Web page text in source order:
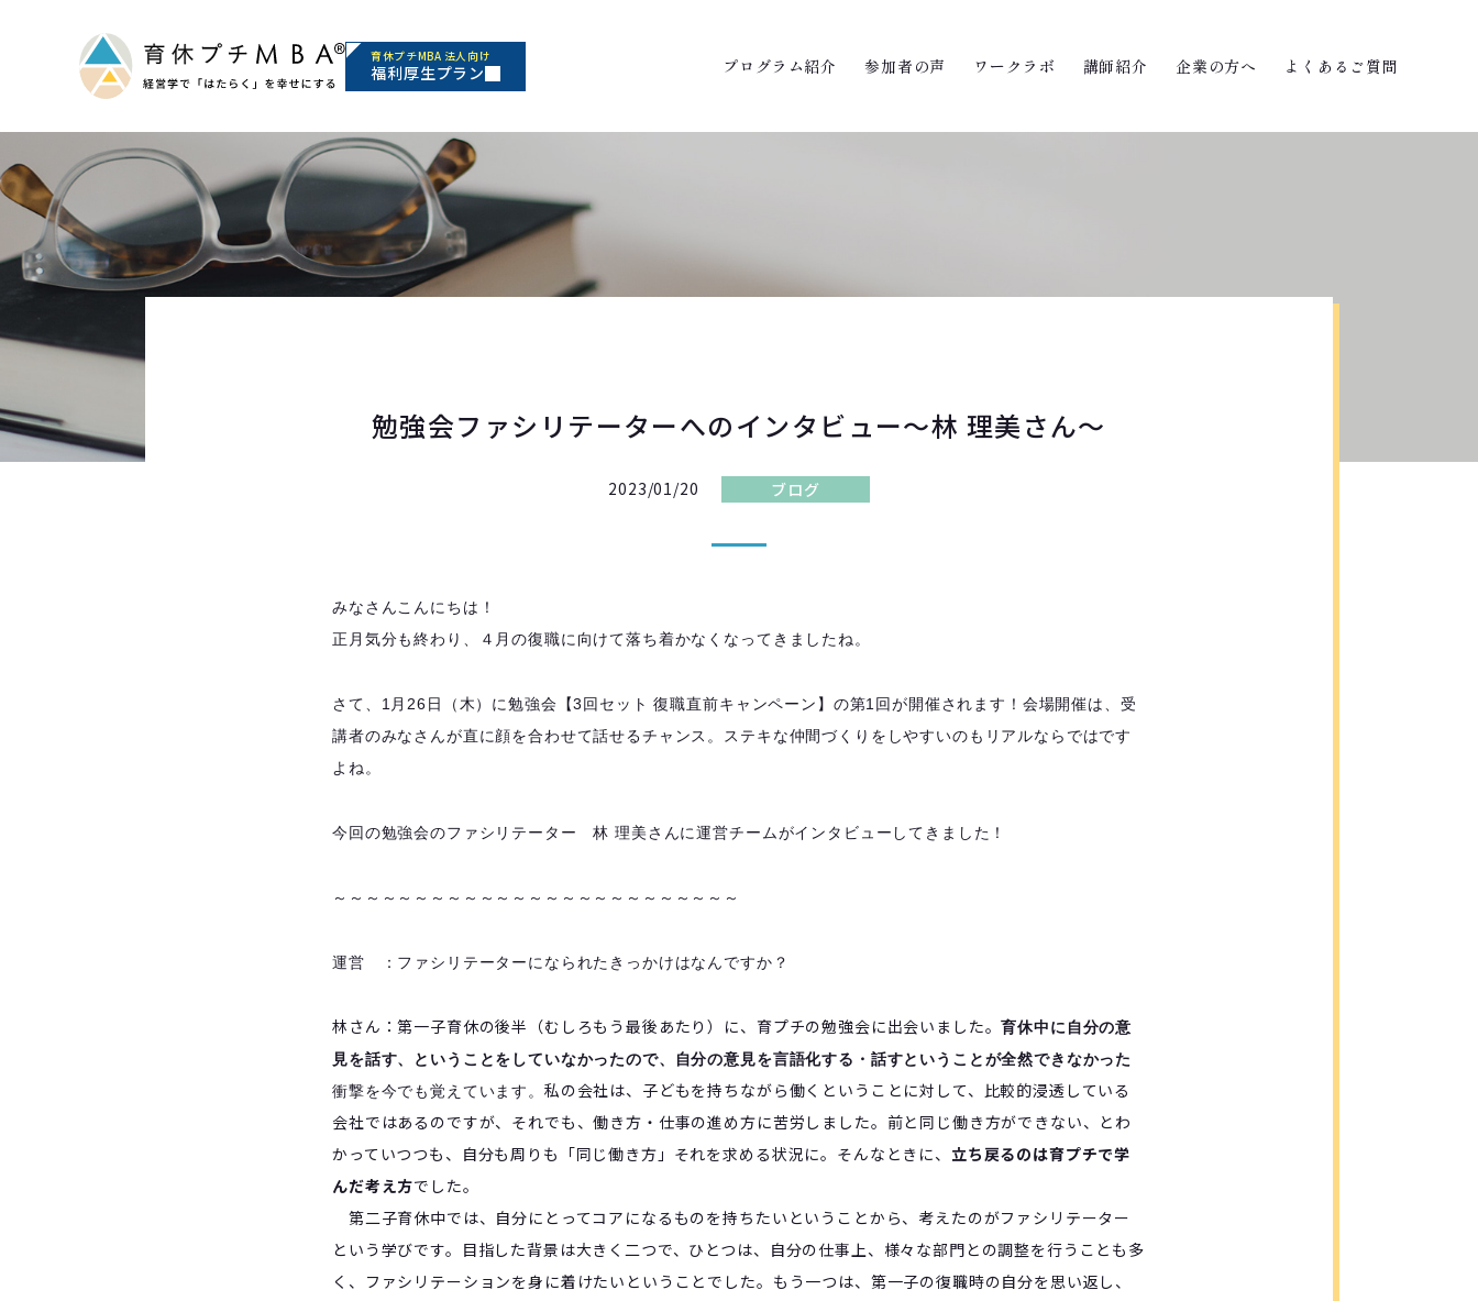
育休プチMBA 法人向け
福利厚生プラン プログラム紹介 参加者の声 ワークラボ 講師紹介 企業の方へ よくあるご質問
勉強会ファシリテーターへのインタビュー～林 理美さん～
2023/01/20 ブログ
みなさんこんにちは！
正月気分も終わり、４月の復職に向けて落ち着かなくなってきましたね。
さて、1月26日（木）に勉強会【3回セット 復職直前キャンペーン】の第1回が開催されます！会場開催は、受
講者のみなさんが直に顔を合わせて話せるチャンス。ステキな仲間づくりをしやすいのもリアルならではです
よね。
今回の勉強会のファシリテーター 林 理美さんに運営チームがインタビューしてきました！
～～～～～～～～～～～～～～～～～～～～～～～～～
運営 ：ファシリテーターになられたきっかけはなんですか？
林さん：第一子育休の後半（むしろもう最後あたり）に、育プチの勉強会に出会いました。育休中に自分の意
見を話す、ということをしていなかったので、自分の意見を言語化する・話すということが全然できなかった
衝撃を今でも覚えています。 私の会社は、子どもを持ちながら働くということに対して、比較的浸透している
会社ではあるのですが、それでも、働き方・仕事の進め方に苦労しました。前と同じ働き方ができない、とわ
かっていつつも、自分も周りも「同じ働き方」それを求める状況に。そんなときに、 立ち戻るのは育プチで学
んだ考え方でした。
第二子育休中では、自分にとってコアになるものを持ちたいということから、考えたのがファシリテーター
という学びです。目指した背景は大きく二つで、ひとつは、自分の仕事上、様々な部門との調整を行うことも多
く、ファシリテーションを身に着けたいということでした。もう一つは、第一子の復職時の自分を思い返し、